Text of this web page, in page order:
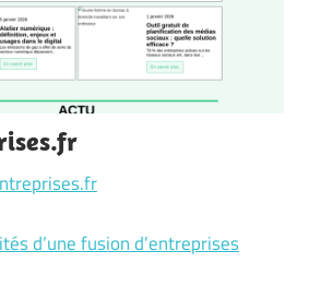
d’une fusion d’entreprises